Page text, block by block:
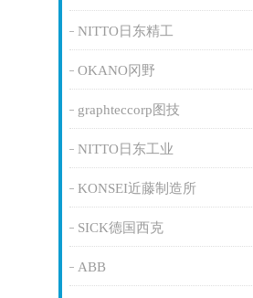
NITTO日东精工
OKANO冈野
graphteccorp图技
NITTO日东工业
KONSEI近藤制造所
SICK德国西克
ABB